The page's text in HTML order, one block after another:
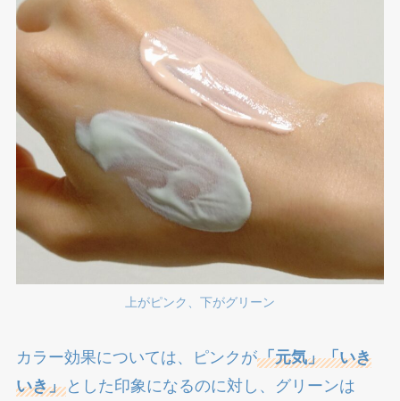
上がピンク、下がグリーン
カラー効果については、ピンクが「元気」「いき
いき」とした印象になるのに対し、グリーンは